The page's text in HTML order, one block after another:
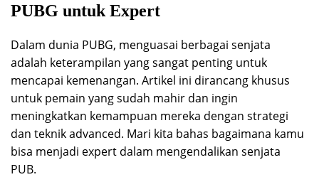
PUBG untuk Expert
Dalam dunia PUBG, menguasai berbagai senjata
adalah keterampilan yang sangat penting untuk
mencapai kemenangan. Artikel ini dirancang khusus
untuk pemain yang sudah mahir dan ingin
meningkatkan kemampuan mereka dengan strategi
dan teknik advanced. Mari kita bahas bagaimana kamu
bisa menjadi expert dalam mengendalikan senjata
PUB.